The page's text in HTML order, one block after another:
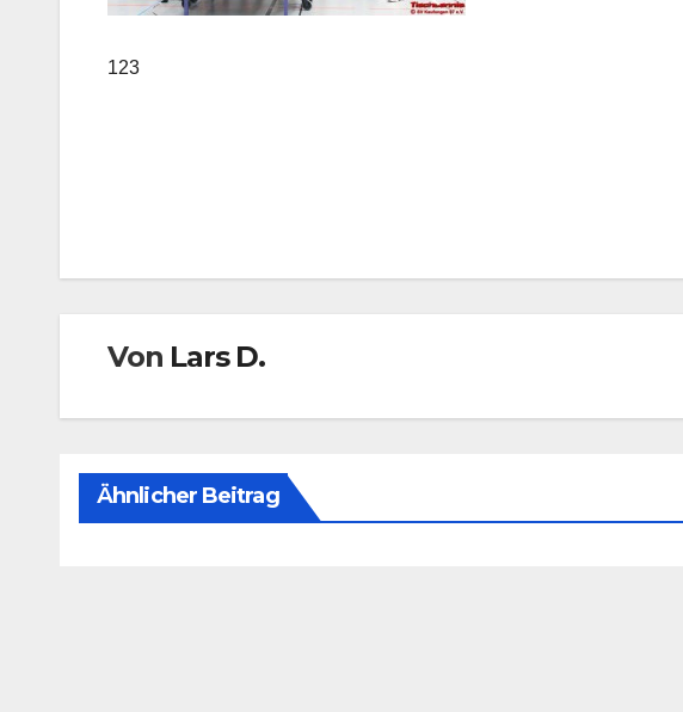
123
Von Lars D.
Ähnlicher Beitrag